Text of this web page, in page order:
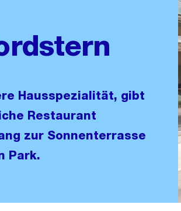
Hausspezialität, gibt
Restaurant
zur Sonnenterrasse
Park.